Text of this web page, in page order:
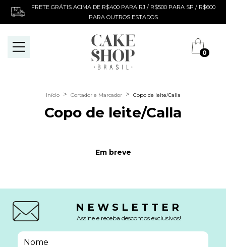
FRETE GRÁTIS ACIMA DE R$400 PARA RJ / R$500 PARA SP / R$600
PARA OUTROS ESTADOS
0
Início > Cortador e Marcador > Copo de leite/Calla
Copo de leite/Calla
Em breve
NEWSLETTER
Assine e receba descontos exclusivos!